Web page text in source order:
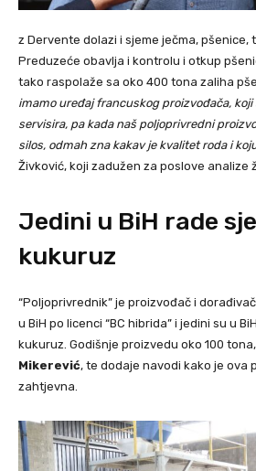
z Dervente dolazi i sjeme ječma, pšenice,
Preduzeće obavlja i kontrolu i otkup
tako raspolaže sa oko 400 tona zaliha
imamo uređaj francuskog proizvođača, koji
servisira, pa kada naš poljoprivredni
silos, odmah zna kakav je kvalitet roda i
Živković, koji zadužen za poslove analize
Jedini u BiH rade
kukuruz
“Poljoprivrednik” je proizvođač i
u BiH po licenci “BC hibrida” i jedini su u
kukuruz. Godišnje proizvedu oko 100
Mikerević, te dodaje navodi kako je ova
zahtjevna.